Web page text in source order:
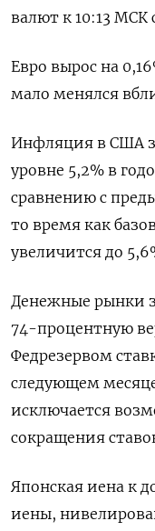
валют к 10:13 МСК
Евро вырос на
мало менялся
Инфляция в США
уровне 5,2% в
сравнению с
то время как
увеличится до
Денежные рынки
74-процентную
Федрезервом
следующем
исключается
сокращения
Японская иена к
иены,